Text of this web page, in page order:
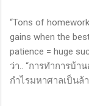
“Tons of
gains when the
patience = huge
ว่า.. “การทำการบ้
กำไรมหาศาลเป็นล้